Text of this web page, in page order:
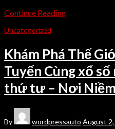
Continue Reading
Uncategorized
Khám Phá Thế
Tuyến Cùng xổ
thứ tư – Nơi
By wordpressauto August